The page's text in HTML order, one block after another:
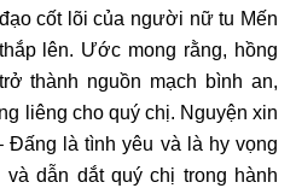
cốt lõi của người nữ tu Mến
lên. Ước mong rằng, hồng
thành nguồn mạch bình an,
liêng cho quý chị. Nguyện xin
là tình yêu và là hy vọng
và dẫn dắt quý chị trong hành